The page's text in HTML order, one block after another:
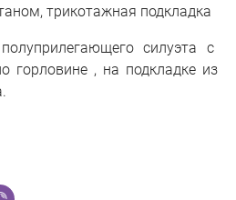
трикотажная подкладка
силуэта с
горловине , на подкладке из